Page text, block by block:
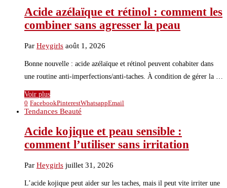
Acide azélaïque et rétinol : comment les
combiner sans agresser la peau
Par Heygirls août 1, 2026
Bonne nouvelle : acide azélaïque et rétinol peuvent cohabiter dans
une routine anti-imperfections/anti-taches. À condition de gérer la …
Voir plus
0 FacebookPinterestWhatsappEmail
Tendances Beauté
Acide kojique et peau sensible :
comment l’utiliser sans irritation
Par Heygirls juillet 31, 2026
L’acide kojique peut aider sur les taches, mais il peut vite irriter une